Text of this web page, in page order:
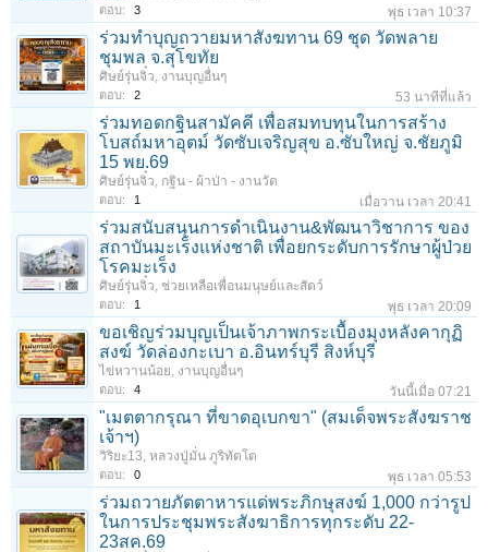
ตอบ: 3 พุธ เวลา 10:37
ร่วมทําบุญถวายมหาสังฆทาน 69 ชุด วัดพลาย
ชุมพล จ.สุโขทัย
ศิษย์รุ่นจิ๋ว, งานบุญอื่นๆ
ตอบ: 2 53 นาทีที่แล้ว
ร่วมทอดกฐินสามัคคี เพื่อสมทบทุนในการสร้าง
โบสถ์มหาอุตม์ วัดซับเจริญสุข อ.ซับใหญ่ จ.ชัยภูมิ
15 พย.69
ศิษย์รุ่นจิ๋ว, กฐิน - ผ้าป่า - งานวัด
ตอบ: 1 เมื่อวาน เวลา 20:41
ร่วมสนับสนุนการดำเนินงาน&พัฒนาวิชาการ ของ
สถาบันมะเร็งแห่งชาติ เพื่อยกระดับการรักษาผู้ป่วย
โรคมะเร็ง
ศิษย์รุ่นจิ๋ว, ช่วยเหลือเพื่อนมนุษย์และสัตว์
ตอบ: 1 พุธ เวลา 20:09
ขอเชิญร่วมบุญเป็นเจ้าภาพกระเบื้องมุงหลังคากุฏิ
สงฆ์ วัดล่องกะเบา อ.อินทร์บุรี สิงห์บุรี
ไข่หวานน้อย, งานบุญอื่นๆ
ตอบ: 4 วันนี้เมื่อ 07:21
"เมตตากรุณา ที่ขาดอุเบกขา" (สมเด็จพระสังฆราช
เจ้าฯ)
วิริยะ13, หลวงปู่มั่น ภูริทัตโต
ตอบ: 0 พุธ เวลา 05:53
ร่วมถวายภัตตาหารแด่พระภิกษุสงฆ์ 1,000 กว่ารูป
ในการประชุมพระสังฆาธิการทุกระดับ 22-
23สค.69
4 10